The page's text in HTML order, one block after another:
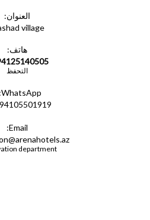
العنوان:
village
هاتف:
التحفظ
WhatsApp:
Email:
department